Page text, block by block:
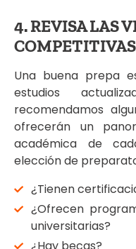
4. REVISA LAS
COMPETITIVAS
Una buena prepa
estudios
recomendamos
ofrecerán un
académica de
elección de
¿Tienen
¿Ofrecen
universitarias?